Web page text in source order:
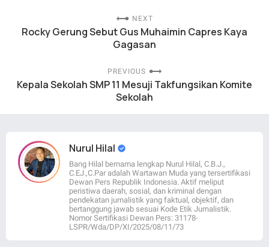
NEXT
Rocky Gerung Sebut Gus Muhaimin Capres Kaya
Gagasan
PREVIOUS
Kepala Sekolah SMP 11 Mesuji Takfungsikan Komite
Sekolah
Nurul Hilal
Bang Hilal bernama lengkap Nurul Hilal, C.B.J.,
C.EJ.,C.Par adalah Wartawan Muda yang tersertifikasi
Dewan Pers Republik Indonesia. Aktif meliput
peristiwa daerah, sosial, dan kriminal dengan
pendekatan jurnalistik yang faktual, objektif, dan
bertanggung jawab sesuai Kode Etik Jurnalistik.
Nomor Sertifikasi Dewan Pers: 31178-
LSPR/Wda/DP/XI/2025/08/11/73